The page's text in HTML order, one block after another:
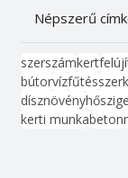
Népszerű
szerszámkert
bútorvízfűtés
dísznövény
kerti munkabeton